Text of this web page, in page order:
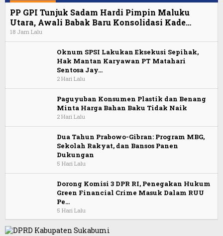
PP GPI Tunjuk Sadam Hardi Pimpin Maluku
Utara, Awali Babak Baru Konsolidasi Kade…
18 Jam Lalu
Oknum SPSI Lakukan Eksekusi Sepihak,
Hak Mantan Karyawan PT Matahari
Sentosa Jay…
2 Hari Lalu
Paguyuban Konsumen Plastik dan Benang
Minta Harga Bahan Baku Tidak Naik
2 Hari Lalu
Dua Tahun Prabowo-Gibran: Program MBG,
Sekolah Rakyat, dan Bansos Panen
Dukungan
5 Hari Lalu
Dorong Komisi 3 DPR RI, Penegakan Hukum
Green Financial Crime Masuk Dalam RUU
Pe…
5 Hari Lalu